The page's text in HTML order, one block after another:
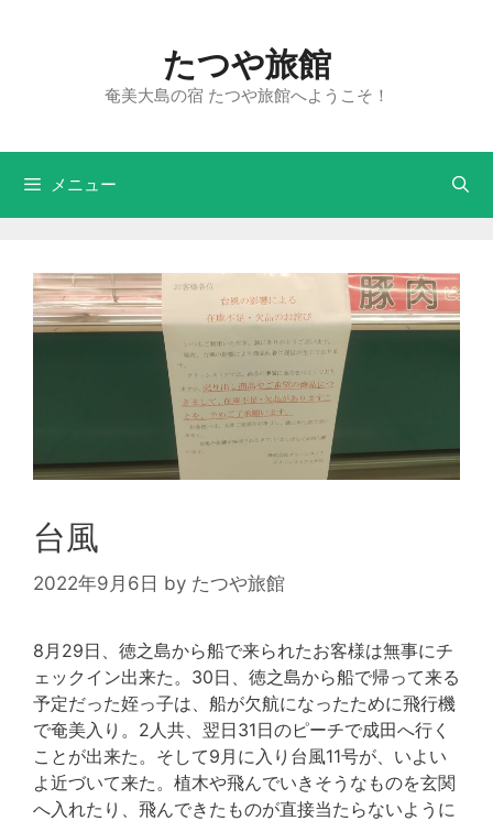
たつや旅館
奄美大島の宿 たつや旅館へようこそ！
メニュー
台風
2022年9月6日 by たつや旅館
8月29日、徳之島から船で来られたお客様は無事にチ
ェックイン出来た。30日、徳之島から船で帰って来る
予定だった姪っ子は、船が欠航になったために飛行機
で奄美入り。2人共、翌日31日のピーチで成田へ行く
ことが出来た。そして9月に入り台風11号が、いよい
よ近づいて来た。植木や飛んでいきそうなものを玄関
へ入れたり、飛んできたものが直接当たらないように